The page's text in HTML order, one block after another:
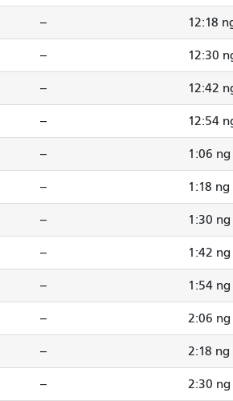
-- 12:18
-- 12:30
-- 12:42
-- 12:54
-- 1:06
-- 1:18
-- 1:30
-- 1:42
-- 1:54
-- 2:06
-- 2:18 ng
-- 2:30